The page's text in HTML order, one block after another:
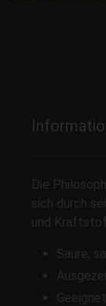
Die
sich durch
und
Saure,